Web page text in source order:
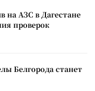
на АЗС в Дагестане
проверок
Белгорода станет